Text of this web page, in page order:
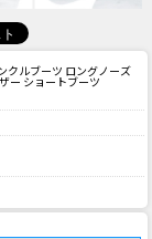
クルブーツ ロングノーズ
ー ショートブーツ